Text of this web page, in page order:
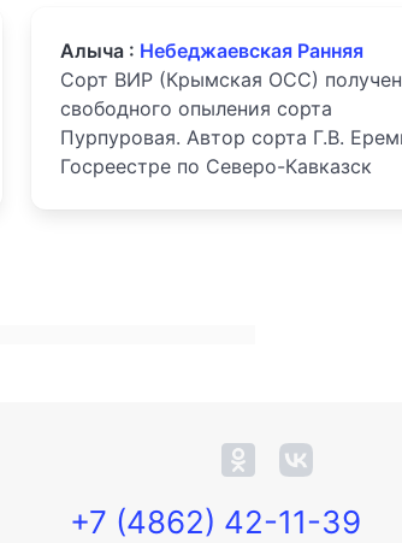
Алыча : Небеджаевская Ранняя
Сорт ВИР (Крымская ОСС)
свободного опыления сорта
Пурпуровая. Автор сорта Г.В.
Госреестре по Северо-Кавказск
+7 (4862) 42-11-39